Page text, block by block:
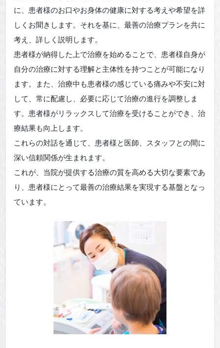
に、患者様のお口やお身体の健康に対する考えや希望を詳
しくお聞きします。それを基に、最善の治療プランを共に
考え、詳しく説明します。
患者様が納得した上で治療を始めることで、患者様自身が
自分の治療に対する理解と主体性を持つことが可能になり
ます。また、治療中も患者様の感じている痛みや不安に対
して、常に配慮し、必要に応じて治療の進行を調整しま
す。患者様がリラックスして治療を受けることができ、治
療結果も向上します。
これらの対話を通じて、患者様と医師、スタッフとの間に
深い信頼関係が生まれます。
これが、当院が提供する治療の質を高める大切な要素であ
り、患者様にとって最善の治療結果を実現する基盤となっ
ています。